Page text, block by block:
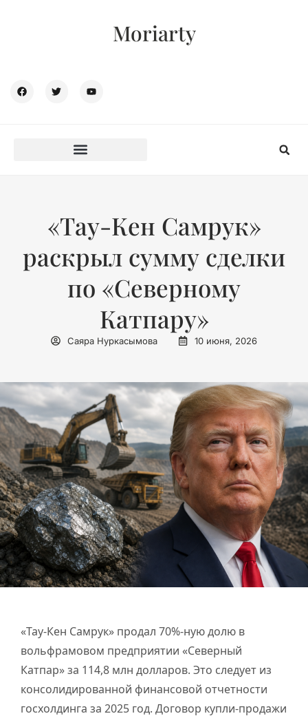
Moriarty
«Тау-Кен Самрук»
раскрыл сумму сделки
по «Северному
Катпару»
Саяра Нуркасымова 10 июня, 2026
«Тау-Кен Самрук» продал 70%-ную долю в
вольфрамовом предприятии «Северный
Катпар» за 114,8 млн долларов. Это следует из
консолидированной финансовой отчетности
госхолдинга за 2025 год. Договор купли-продажи